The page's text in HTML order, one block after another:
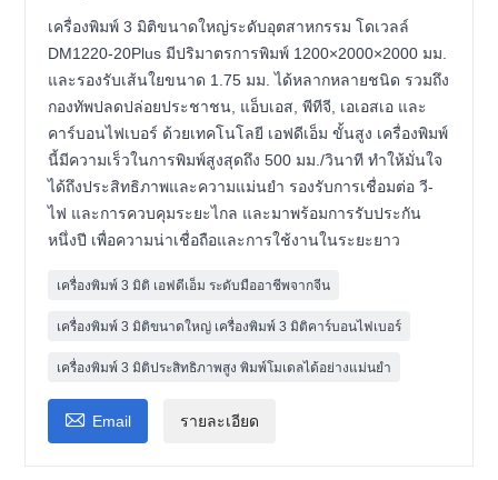
เครื่องพิมพ์ 3 มิติขนาดใหญ่ระดับอุตสาหกรรม โดเวลล์
DM1220-20Plus มีปริมาตรการพิมพ์ 1200×2000×2000 มม.
และรองรับเส้นใยขนาด 1.75 มม. ได้หลากหลายชนิด รวมถึง
กองทัพปลดปล่อยประชาชน, แอ็บเอส, พีทีจี, เอเอสเอ และ
คาร์บอนไฟเบอร์ ด้วยเทคโนโลยี เอฟดีเอ็ม ขั้นสูง เครื่องพิมพ์
นี้มีความเร็วในการพิมพ์สูงสุดถึง 500 มม./วินาที ทำให้มั่นใจ
ได้ถึงประสิทธิภาพและความแม่นยำ รองรับการเชื่อมต่อ วี-
ไฟ และการควบคุมระยะไกล และมาพร้อมการรับประกัน
หนึ่งปี เพื่อความน่าเชื่อถือและการใช้งานในระยะยาว
เครื่องพิมพ์ 3 มิติ เอฟดีเอ็ม ระดับมืออาชีพจากจีน
เครื่องพิมพ์ 3 มิติขนาดใหญ่ เครื่องพิมพ์ 3 มิติคาร์บอนไฟเบอร์
เครื่องพิมพ์ 3 มิติประสิทธิภาพสูง พิมพ์โมเดลได้อย่างแม่นยำ
 Email รายละเอียด